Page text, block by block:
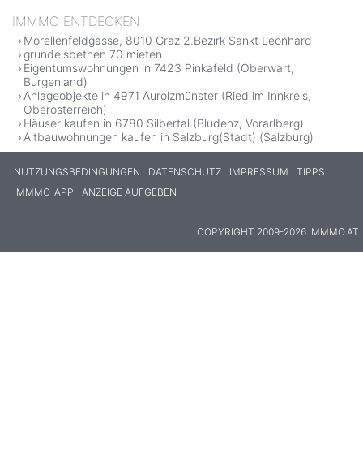
IMMMO ENTDECKEN
Morellenfeldgasse, 8010 Graz 2.Bezirk Sankt Leonhard
grundelsbethen 70 mieten
Eigentumswohnungen in 7423 Pinkafeld (Oberwart,
Burgenland)
Anlageobjekte in 4971 Aurolzmünster (Ried im Innkreis,
Oberösterreich)
Häuser kaufen in 6780 Silbertal (Bludenz, Vorarlberg)
Altbauwohnungen kaufen in Salzburg(Stadt) (Salzburg)
NUTZUNGSBEDINGUNGEN DATENSCHUTZ IMPRESSUM
TIPPS
IMMMO-APP
ANZEIGE AUFGEBEN
COPYRIGHT 2009-2026 IMMMO.AT